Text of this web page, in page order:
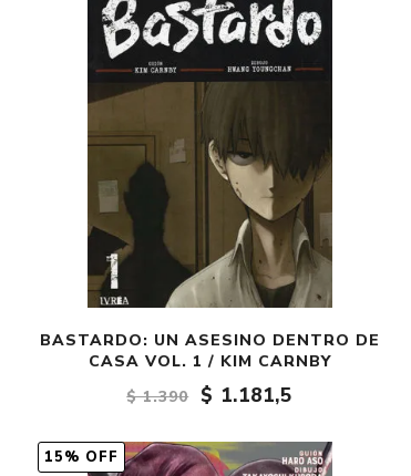
Crónica
Negocios
Ensayo
Ver todo
BASTARDO: UN ASESINO DENTRO DE
CASA VOL. 1 / KIM CARNBY
$ 1.390
$ 1.181,5
15% OFF